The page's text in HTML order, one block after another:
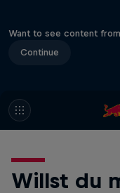
Want to see content
Continue
Willst du